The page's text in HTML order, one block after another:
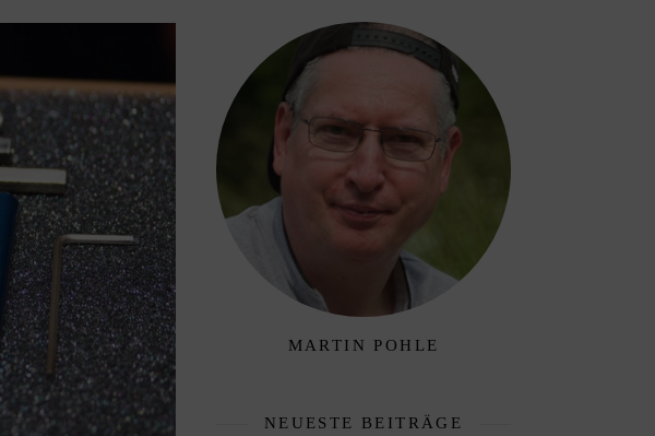
MARTIN POHLE
NEUESTE BEITRÄGE